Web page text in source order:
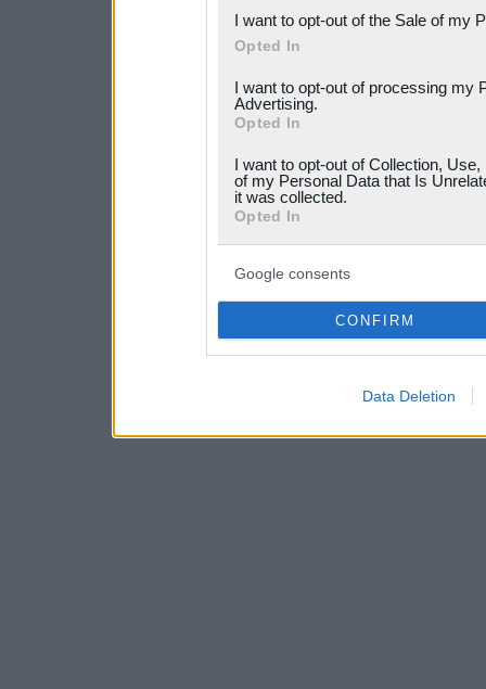
Please note that this
services and may gather
not limited to your visit or
your data for below
consent section.
I want to opt-out of the Sale of my
Opted In
I want to opt-out of processing my
Advertising.
Opted In
I want to opt-out of Collection,
of my Personal Data that Is
it was collected.
Opted In
Google consents
CONFIRM
Data Deletion